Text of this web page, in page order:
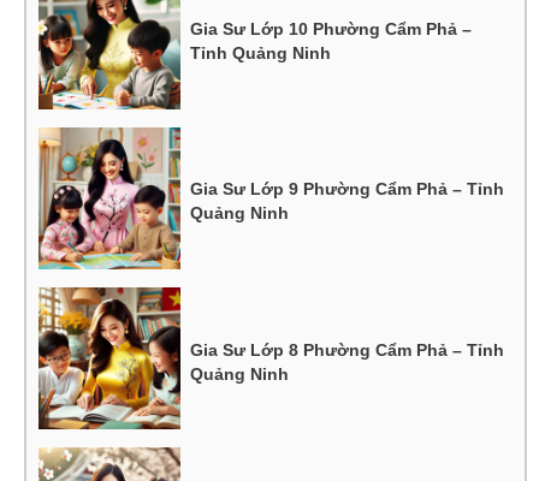
Gia Sư Lớp 10 Phường Cẩm Phả –
Tỉnh Quảng Ninh
Gia Sư Lớp 9 Phường Cẩm Phả – Tỉnh
Quảng Ninh
Gia Sư Lớp 8 Phường Cẩm Phả – Tỉnh
Quảng Ninh